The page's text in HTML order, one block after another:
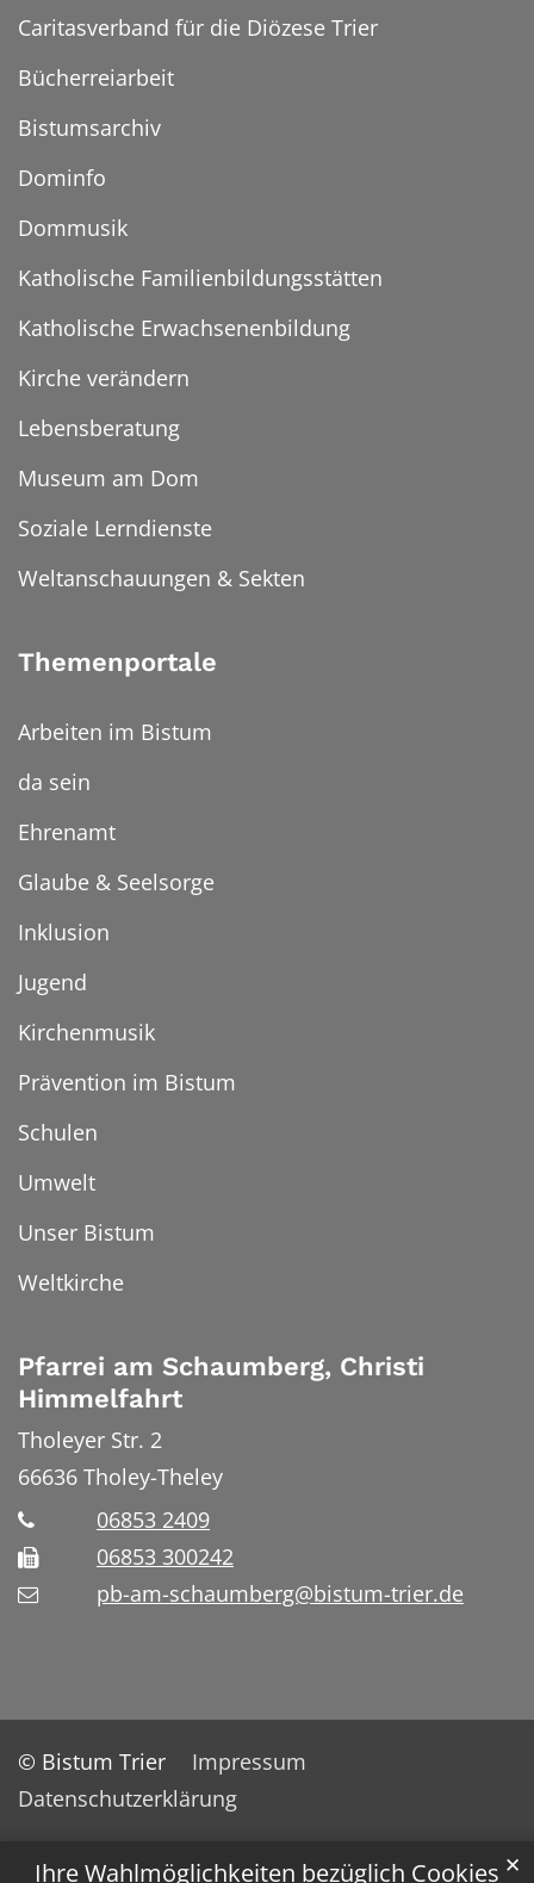
Ihre Wahlmöglichkeiten bezüglich Cookies ✕
Caritasverband für die Diözese Trier
Bücherreiarbeit
Bistumsarchiv
Dominfo
Dommusik
Katholische Familienbildungsstätten
Katholische Erwachsenenbildung
Kirche verändern
Lebensberatung
Museum am Dom
Soziale Lerndienste
Weltanschauungen & Sekten
Themenportale
Arbeiten im Bistum
da sein
Ehrenamt
Glaube & Seelsorge
Inklusion
Jugend
Kirchenmusik
Prävention im Bistum
Schulen
Umwelt
Unser Bistum
Weltkirche
Pfarrei am Schaumberg, Christi
Himmelfahrt
Tholeyer Str. 2
66636 Tholey-Theley
06853 2409
06853 300242
pb-am-schaumberg@bistum-trier.de
© Bistum Trier
Impressum
Datenschutzerklärung